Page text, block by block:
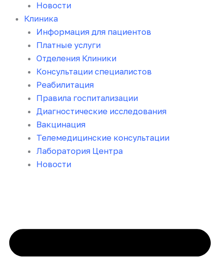
Новости
Клиника
Информация для пациентов
Платные услуги
Отделения Клиники
Консультации специалистов
Реабилитация
Правила госпитализации
Диагностические исследования
Вакцинация
Телемедицинские консультации
Лаборатория Центра
Новости